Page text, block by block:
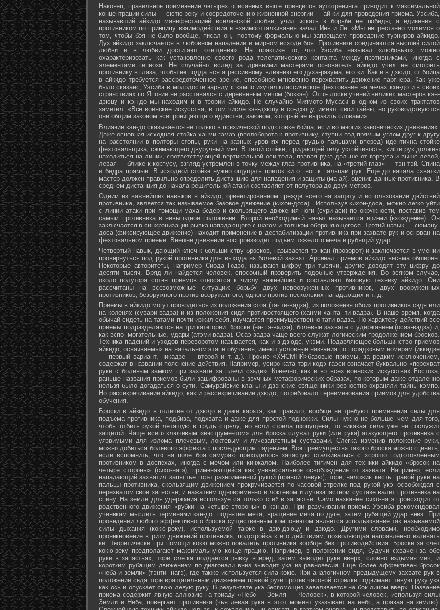
Наконец, правильное применение четырех описанных выше принципов аутотренинга приводит к максимальной
концентрации силы — сютю-реку и сосредоточению жизненной энергии — ай-ки для проведения приема. Уэсиба,
называвший айкидо манифестацией вселенской любви, учил искать в борьбе не победы, а единения с
противником по принципу взаимодействия и взаимоотталкивания начал Инь и Ян. «Мы непрестанно молимся о
том, чтобы боя не было вообще, писал он,- поэтому формально мы запрещаем проведение турниров айкидо.
Дух айкидо заключается в любовном нападении и мирном исходе боя. Противники соединяются высшей силой
любви и в любви достигают очищения». На практике то, что Уэсиба называл «любовью», можно
охарактеризовать как установление своего рода телепатического контакта между противниками, иногда с
элементами гипноза. Не случайно вслед за древними мастерами основатель айкидо учил не смотреть
противнику в глаза, чтобы не поддаться агрессивному влиянию его духа-разума, его ки. Как и в дзюдо, от бойца
в айкидо требуется рассредоточенное зрение, способное мгновенно перехватить движение партнера. Как уже
было сказано, Уэсиба в молодости наряду с кэмпо изучал классическое фехтование на мечах кэн-до и в своих
странствиях по Японии не расставался с деревянным мечом (боккэн). Отго- лоски учений великих мастеров кэн-
дзюцу и кэн-до мы находим и в теории айкидо. Не случайно Миямото Мусаси в одном из своих трактатов
заметил: «Все воинские искусства, в том числе кэн-дзюцу и со-дзюцу, имеют свои тайны, но руководствуются
они общим законом всепроницающего единства, законом, который не выразить словами».
Влияние кэн-до сказывается не только в психической подготовке бойца, но и во многих канонических движениях.
Даже основная исходная стойка ханми-гамаэ (вполоборота к противнику, ступни под прямым углом друг к другу
на расстоянии в полторы стопы, руки на разных уровнях перед грудью пальцами вперед) идентична стойке
фехтовальщика, сжимающего двуручный меч. В такой стойке, придающей телу устойчивость, кисти рук должны
находиться на линии, соответствующей вертикальной оси тела, правая рука дальше от корпуса и выше левой,
левая — ближе к корпусу, взгляд устремлен в точку между глаз противника, на «третий глаз» — тэн-тэй. Спина
и бедра прямые. В исходной стойке нужно ощущать приток ки от ног к пальцам рук. Еще до начала схватки
мастер должен правильно определить дистанцию для нападения и защиты (ма-ай), оценив данные противника. В
среднем дистанция до начала решительной атаки составляет от полутора до двух метров.
Одним из важнейших навыков в айкидо, ориентированном прежде всего на защиту и использование действий
противника, является так называемое базовое движение (кихон-доса) . Используя кихон-доса, можно легко уйти
с линии атаки при помощи маха бедер и скользящего движения ноги (сури-аси) по окружности, поставив тем
самым противника в невыгодное положение. Второй необходимый навык называется ири-ми (вхождение). Он
заключается в синхронизации рывка нападающего с шагом и толчком обороняющегося. Третий навык — сюмацу-
доса (фиксирующее движение) находит применение в дестабилизации противника при захвате рук и основан на
фехтовальном приеме. Внешне движение воспроизводит подъем тяжелого меча и рубящий удар.
Четвертый навык, дающий ключ к большинству бросков, называется тэнкан (проворот) и заключается в умении
провернуться под рукой противника для выхода на болевой захват. Арсенал приемов айкидо весьма обширен.
Некоторые авторитеты, например Сиода Годзо, называют цифру три тысячи, другие доводят эту цифру до
десяти тысяч. Вряд ли найдется человек, способный проверить подобные утверждения. Во всяком случае,
около полутора сотен приемов относятся к числу важнейших и составляют базовую технику айкидо. Они
рассчитаны на всевозможные ситуации: борьбу двух невооруженных противников, двух вооруженных
противников, безоружного против вооруженного, одного против нескольких нападающих и т. д.
Приемы в айкидо могут проводиться из положения стоя (та- ти-вадза), из положения обоих противников сидя или
на коленях (сувари-вадза) и из положения сидя противостоящего (ханми ханта- ти-вадза). В наше время, когда
обычай сидеть на татами почти изжил себя, изучаются преимущественно тати-вадза. По характеру действий все
приемы подразделяются на три категории: броски (на- гэ-вадза), болевые захваты с удержанием (осаэ-вадза) и,
как вспо- могательные, удары (атэми-вадза). Осаэ-вадза чаще всего служат логическим продолжением бросков.
Техника падений и уходов переворотом называется, как и в дзюдо, укэми. Подавляющее большинство приемов
айкидо, осваиваемых на начальном этапе обучения, имеют условные названия по порядковым номерам (иккадзе
— первый вариант, никадзе — второй и т. д.). Прочие <ХЯСМНЙ>базовые приемы, за редким исключением,
содержат в названии пояснение действия. Например, усиро ката тори кодэ гаэси означает буквально «перехват
руки с болевым замком при захвате за плечи сзади». Конечно, как и во всех воинских искусствах Востока,
раньше названия приемов были зашифрованы в звучных метафорических образах, по которым даже отдаленно
нельзя было догадаться о сути. Самурайские кланы и дзэнские священники ревностно охраняли тайны кэмпо.
Но рассекречивание айкидо, как и рассекречивание дзюдо, потребовало переименования приемов для удобства
обучения.
Броски в айкидо в отличие от дзюдо и даже каратэ, как правило, вообще не требуют применения силы для
подъема противника, подбива, подхвата и даже для простой подножки. Силы нужно не больше, чем для того,
чтобы отбить рукой летящую в грудь стрелу, но если стрела пропущена, то никакая сила уже не послужит
защитой. Чаще всего ключевым «инструментом» для броска служат руки (или рука) атакующего противника с
уязвимыми для излома плечевым, локтевым и лучезапястным суставами. Слегка изменив положение руки,
можно добиться болевого эффекта с последующим падением. Все преимущества такого броска можно оценить,
если вспомнить, что на поле боя самураю приходилось зачастую сталкиваться с хорошо подготовленным
противником в доспехах, иногда с мечом или кинжалом. Наиболее типичен для техники айкидо «бросок на
четыре стороны» (сихо-нагэ), применяющийся как универсальное освобождение от захвата. Например, если
нападающий захватил запястье горы разноименной рукой (правой левую), тори, наложив кисть правой руки на
пальцы противника, скользящим движением прокручивается по часовой стрелке под рукой укэ, освобождая с
перехватом свое запястье, и нажатием одновременно в локтевом и лучезапястном суставе валит противника на
спину. На земле для удержания используется только сгиб в запястье. Само название сихо-нагэ происходит от
родственного движения «рубки на четыре стороны» в кэн-до. При разучивании приема Уэсиба рекомендовал
ученикам мыслить терминами кэн-до: поднятие меча, вращение меча по дуге, затем рубящий удар вниз. При
проведении любого эффективного броска существенным компонентом является использование так называемой
силы дыхания (кокю-реку), используемой также в дзю-дзюцу и дзюдо. Другими словами, необходимо
проникновение в ритм движений противника, подстройка к его действиям, позволяющая направленно изливать
ки. Теоретически при помощи кокю можно повалить противника вообще без противодействия. Броски за счет
кокю-реку предполагают максимальную концентрацию. Например, в положении сидя, будучи схвачен за обе
руки в запястьях, тори слегка поддается рывку вперед, затем выводит руки вверх, словно вздымая меч, и
коротким рубящим движением по диагонали вниз выводит укэ из равновесия. Еще более эффективен бросок
«неба и земли» (тэнти- нагэ), где также используется сила кокю. При аналогичном предыдущему захвате рук в
положении сидя тори вращательным движением правой руки против часовой стрелки поднимает левую руку укэ
как ось и опускает свою левую руку. В результате укэ беспомощно заваливается на бок лицом вверх. Название
приема содержит явную аллюзию на триаду «Небо — Земля — Человек», в которой человек, используя силы
Земли и Неба, повергает противника (чья левая рука в этот момент указывает на небо, а правая на землю).